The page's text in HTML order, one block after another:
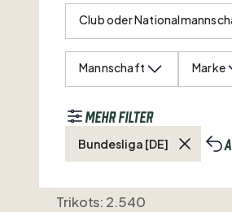
Club oder
Mannschaft Marke
Mehr Filter
Bundesliga [DE]
Trikots: 2.540